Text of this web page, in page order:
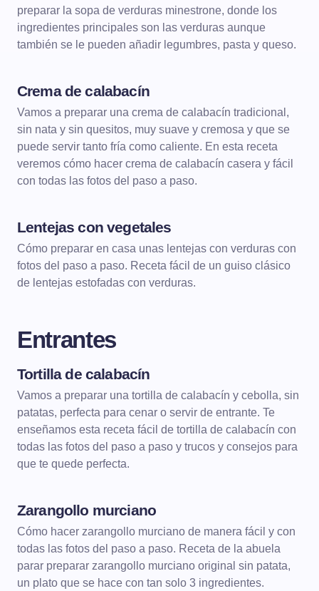
preparar la sopa de verduras minestrone, donde los
ingredientes principales son las verduras aunque
también se le pueden añadir legumbres, pasta y queso.
Crema de calabacín
Vamos a preparar una crema de calabacín tradicional,
sin nata y sin quesitos, muy suave y cremosa y que se
puede servir tanto fría como caliente. En esta receta
veremos cómo hacer crema de calabacín casera y fácil
con todas las fotos del paso a paso.
Lentejas con vegetales
Cómo preparar en casa unas lentejas con verduras con
fotos del paso a paso. Receta fácil de un guiso clásico
de lentejas estofadas con verduras.
Entrantes
Tortilla de calabacín
Vamos a preparar una tortilla de calabacín y cebolla, sin
patatas, perfecta para cenar o servir de entrante. Te
enseñamos esta receta fácil de tortilla de calabacín con
todas las fotos del paso a paso y trucos y consejos para
que te quede perfecta.
Zarangollo murciano
Cómo hacer zarangollo murciano de manera fácil y con
todas las fotos del paso a paso. Receta de la abuela
parar preparar zarangollo murciano original sin patata,
un plato que se hace con tan solo 3 ingredientes.